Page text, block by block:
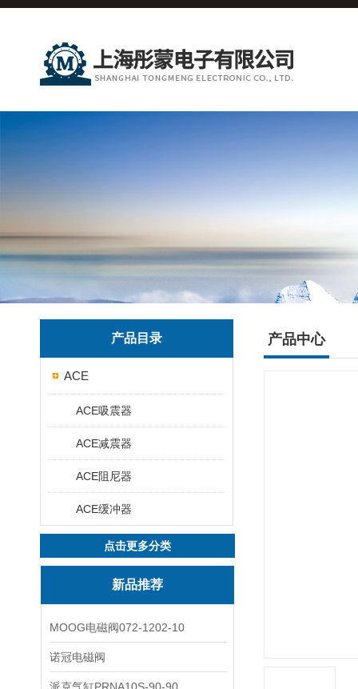
产品目录
ACE
ACE吸震器
ACE减震器
ACE阻尼器
ACE缓冲器
点击更多分类
新品推荐
MOOG电磁阀072-1202-10
诺冠电磁阀
产品中心